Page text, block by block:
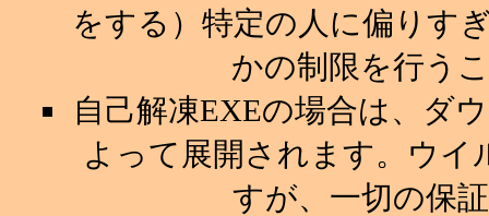
をする）特定の人に偏りす
かの制限を行う
自己解凍EXEの場合は、ダ
よって展開されます。ウ
すが、一切の保